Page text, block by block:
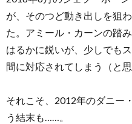
が、そのつど動き出しを狙
た。アミール・カーンの踏
はるかに鋭いが、少しでも
間に対応されてしまう（と思
それこそ、2012年のダニー
う結末も……。